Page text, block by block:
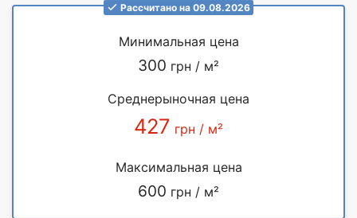
Рассчитано на 09.08.2026
Минимальная цена
300 грн / м²
Среднерыночная цена
427 грн / м²
Максимальная цена
600 грн / м²